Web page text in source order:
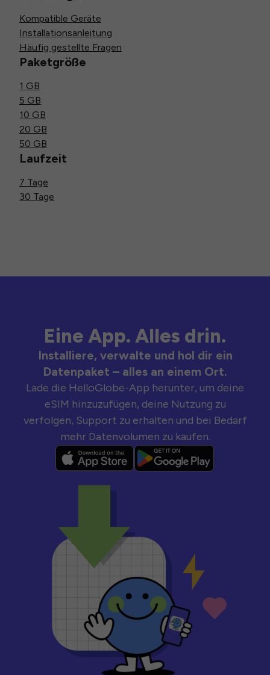
Kompatible Geräte
Installationsanleitung
Häufig gestellte Fragen
Paketgröße
1 GB
5 GB
10 GB
20 GB
50 GB
Laufzeit
7 Tage
30 Tage
Eine App. Alles drin.
Installiere, verwalte und hol dir ein
Datenpaket – alles an einem Ort.
Lade die HelloGlobe-App herunter, um deine
eSIM hinzuzufügen, deine Nutzung zu
verfolgen, Support zu erhalten und bei Bedarf
mehr Datenvolumen zu kaufen.